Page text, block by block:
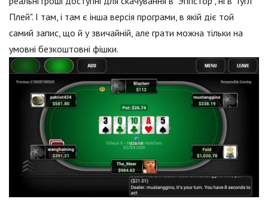
Плей". І там, і там є інша версія програми, в якій діє той
самий запис, що й у звичайній, але грати можна тільки на
умовні безкоштовні фішки.